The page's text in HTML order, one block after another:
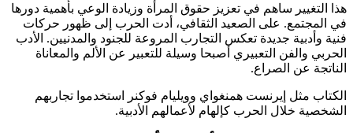
هذا التغيير ساهم في تعزيز حقوق المرأة وزيادة الوعي بأهمية دورها
في المجتمع. على الصعيد الثقافي، أدت الحرب إلى ظهور حركات
فنية وأدبية جديدة تعكس التجارب المروعة للجنود والمدنيين. الأدب
الحربي والفن التعبيري أصبحا وسيلة للتعبير عن الألم والمعاناة
الناتجة عن الصراع.
الكتاب مثل إيرنست همنغواي وويليام فوكنر استخدموا تجاربهم
الشخصية خلال الحرب كإلهام لأعمالهم الأدبية.